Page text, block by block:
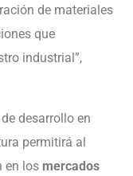
de materiales
que
industrial”,
desarrollo en
permitirá al
en los mercados